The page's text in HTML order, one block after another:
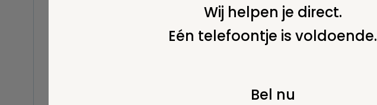
Wij helpen je direct.
Eén telefoontje is voldoende.
Bel nu